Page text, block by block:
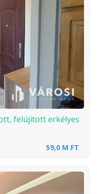
felújított erkélyes
59,0 M FT